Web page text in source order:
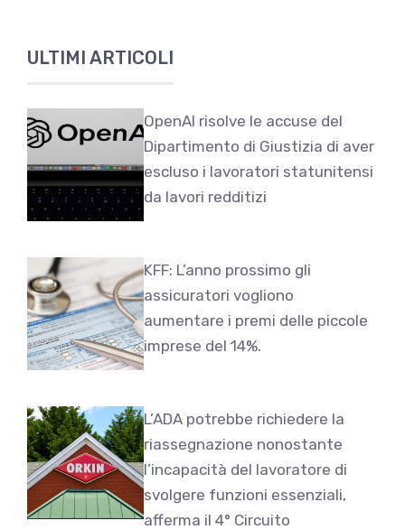
ULTIMI ARTICOLI
OpenAI risolve le accuse del
Dipartimento di Giustizia di aver
escluso i lavoratori statunitensi
da lavori redditizi
KFF: L’anno prossimo gli
assicuratori vogliono
aumentare i premi delle piccole
imprese del 14%.
L’ADA potrebbe richiedere la
riassegnazione nonostante
l’incapacità del lavoratore di
svolgere funzioni essenziali,
afferma il 4° Circuito